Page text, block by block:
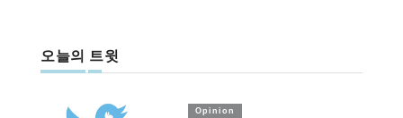
오늘의 트윗
Opinion